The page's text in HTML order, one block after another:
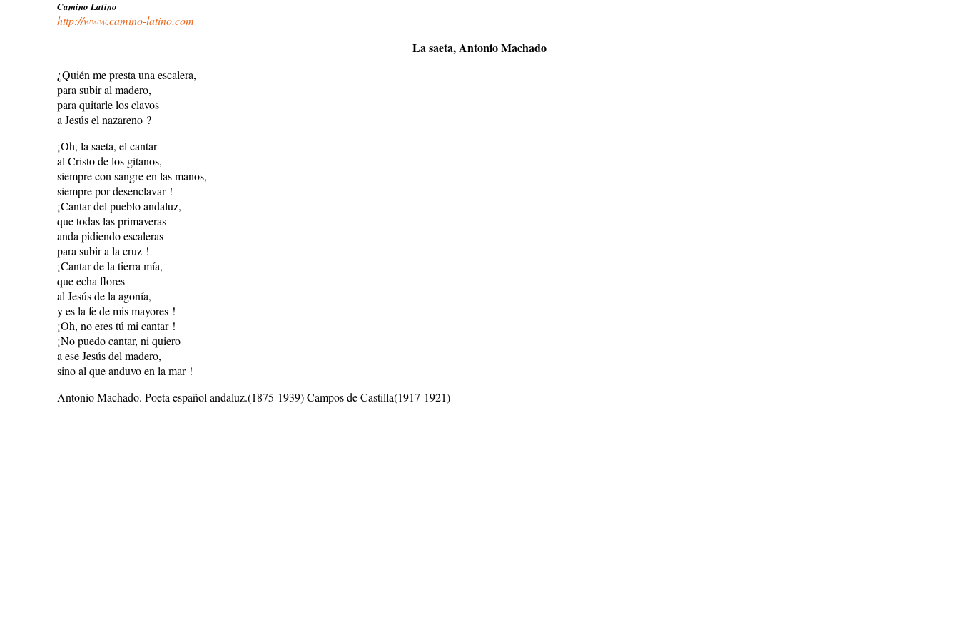
Camino Latino
http://www.camino-latino.com
La saeta, Antonio Machado
¿Quién me presta una escalera,
para subir al madero,
para quitarle los clavos
a Jesús el nazareno ?
¡Oh, la saeta, el cantar
al Cristo de los gitanos,
siempre con sangre en las manos,
siempre por desenclavar !
¡Cantar del pueblo andaluz,
que todas las primaveras
anda pidiendo escaleras
para subir a la cruz !
¡Cantar de la tierra mía,
que echa flores
al Jesús de la agonía,
y es la fe de mis mayores !
¡Oh, no eres tú mi cantar !
¡No puedo cantar, ni quiero
a ese Jesús del madero,
sino al que anduvo en la mar !
Antonio Machado. Poeta español andaluz.(1875-1939) Campos de Castilla(1917-1921)